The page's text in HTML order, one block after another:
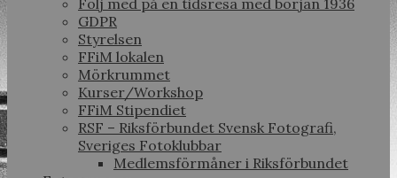
Följ med på en tidsresa med början 1936
GDPR
Styrelsen
FFiM lokalen
Mörkrummet
Kurser/Workshop
FFiM Stipendiet
RSF – Riksförbundet Svensk Fotografi,
Sveriges Fotoklubbar
Medlemsförmåner i Riksförbundet